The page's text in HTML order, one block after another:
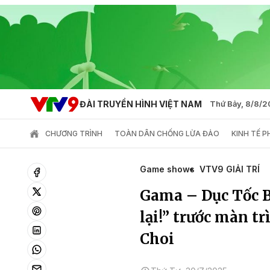
ĐÀI TRUYỀN HÌNH VIỆT NAM Thứ Bảy, 8/8/
CHƯƠNG TRÌNH TOÀN DÂN CHỐNG LỪA ĐẢO KINH TẾ
Game shows VTV9 GIẢI TRÍ
Gama – Dục Tốc
lại!” trước màn
Choi